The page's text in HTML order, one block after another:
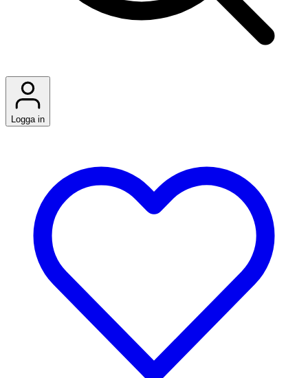
Logga in